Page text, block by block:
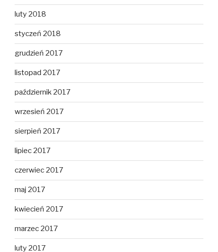
luty 2018
styczeń 2018
grudzień 2017
listopad 2017
październik 2017
wrzesień 2017
sierpień 2017
lipiec 2017
czerwiec 2017
maj 2017
kwiecień 2017
marzec 2017
luty 2017